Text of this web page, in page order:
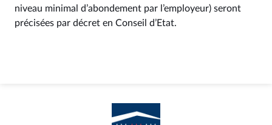
niveau minimal d’abondement par l’employeur) seront
précisées par décret en Conseil d’Etat.